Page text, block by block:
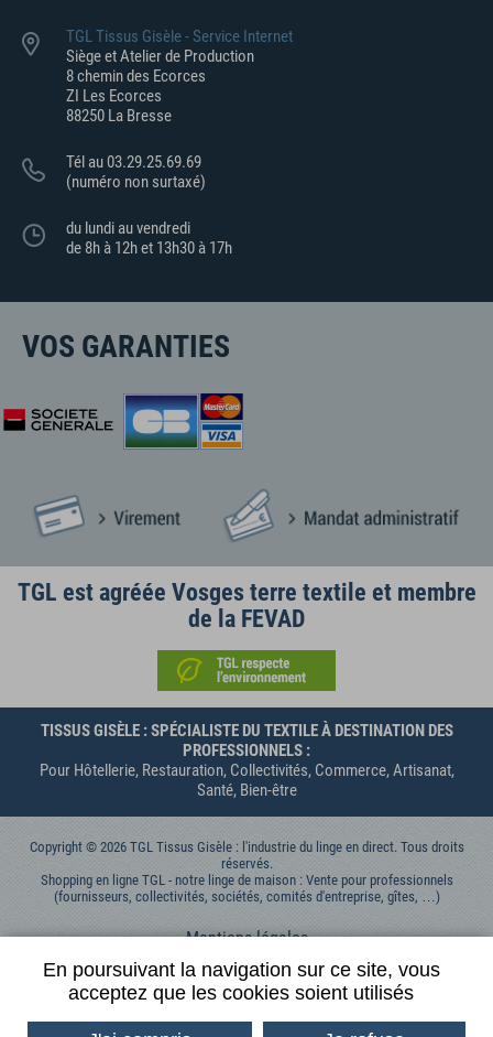
TGL Tissus Gisèle - Service Internet
Siège et Atelier de Production
8 chemin des Ecorces
ZI Les Ecorces
88250 La Bresse
Tél au 03.29.25.69.69
(numéro non surtaxé)
du lundi au vendredi
de 8h à 12h et 13h30 à 17h
VOS GARANTIES
TGL est agréée Vosges terre textile et membre
de la FEVAD
TISSUS GISÈLE : SPÉCIALISTE DU TEXTILE À DESTINATION DES
PROFESSIONNELS :
Pour Hôtellerie, Restauration, Collectivités, Commerce, Artisanat,
Santé, Bien-être
Copyright © 2026 TGL Tissus Gisèle : l'industrie du linge en direct. Tous droits
réservés.
Shopping en ligne TGL - notre linge de maison : Vente pour professionnels
(fournisseurs, collectivités, sociétés, comités d'entreprise, gîtes, …)
Mentions légales
Données personnelles
Contactez-nous
Conditions générales de vente
En poursuivant la navigation sur ce site, vous
acceptez que les cookies soient utilisés